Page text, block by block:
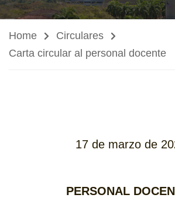
Home
Circulares
Carta circular al personal docente
17 de marzo de
PERSONAL